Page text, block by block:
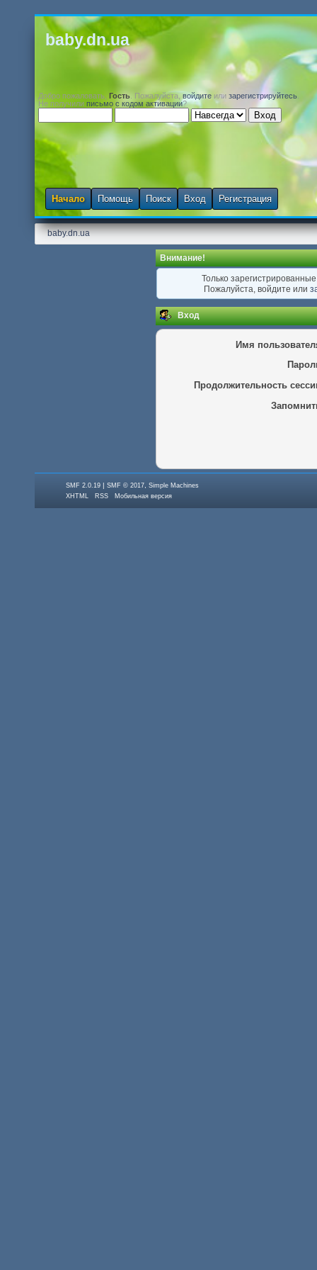
baby.dn.ua
Добро пожаловать, Гость . Пожалуйста,войдите или зарегистрируйтесь
Не получили письмо с кодом активации?
Начало Помощь Поиск Вход Регистрация
baby.dn.ua
Внимание!
Только
Пожалуйста, войдите или
Вход
Имя
Продолжительность
SMF 2.0.19 |SMF © 2017,Simple Machines
XHTML
RSS Мобильная версия